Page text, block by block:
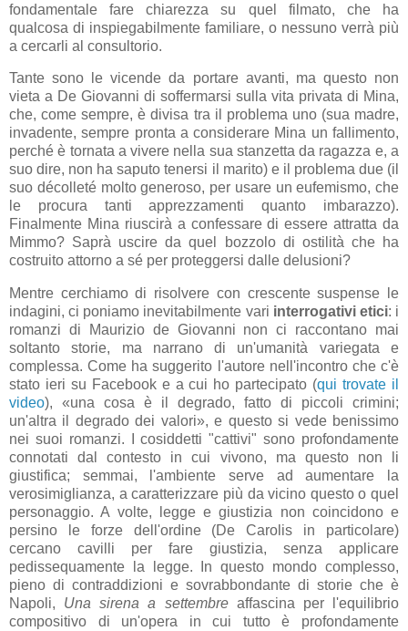
fondamentale fare chiarezza su quel filmato, che ha
qualcosa di inspiegabilmente familiare, o nessuno verrà più
a cercarli al consultorio.
Tante sono le vicende da portare avanti, ma questo non
vieta a De Giovanni di soffermarsi sulla vita privata di Mina,
che, come sempre, è divisa tra il problema uno (sua madre,
invadente, sempre pronta a considerare Mina un fallimento,
perché è tornata a vivere nella sua stanzetta da ragazza e, a
suo dire, non ha saputo tenersi il marito) e il problema due (il
suo décolleté molto generoso, per usare un eufemismo, che
le procura tanti apprezzamenti quanto imbarazzo).
Finalmente Mina riuscirà a confessare di essere attratta da
Mimmo? Saprà uscire da quel bozzolo di ostilità che ha
costruito attorno a sé per proteggersi dalle delusioni?
Mentre cerchiamo di risolvere con crescente suspense le
indagini, ci poniamo inevitabilmente vari interrogativi etici: i
romanzi di Maurizio de Giovanni non ci raccontano mai
soltanto storie, ma narrano di un'umanità variegata e
complessa. Come ha suggerito l'autore nell'incontro che c'è
stato ieri su Facebook e a cui ho partecipato (qui trovate il
video), «una cosa è il degrado, fatto di piccoli crimini;
un'altra il degrado dei valori», e questo si vede benissimo
nei suoi romanzi. I cosiddetti "cattivi" sono profondamente
connotati dal contesto in cui vivono, ma questo non li
giustifica; semmai, l'ambiente serve ad aumentare la
verosimiglianza, a caratterizzare più da vicino questo o quel
personaggio. A volte, legge e giustizia non coincidono e
persino le forze dell'ordine (De Carolis in particolare)
cercano cavilli per fare giustizia, senza applicare
pedissequamente la legge. In questo mondo complesso,
pieno di contraddizioni e sovrabbondante di storie che è
Napoli, Una sirena a settembreaffascina per l'equilibrio
compositivo di un'opera in cui tutto è profondamente